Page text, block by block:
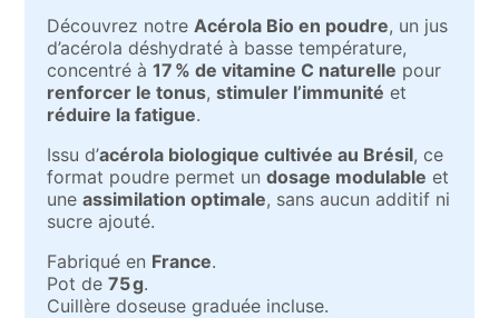
Découvrez notreAcérola Bio en poudre, un jus
d’acérola déshydraté à basse température,
concentré à17 % de vitamine C naturelle pour
renforcer le tonus,stimuler l’immunité et
réduire la fatigue.
Issu d’acérola biologique cultivée au Brésil, ce
format poudre permet undosage modulable et
uneassimilation optimale, sans aucun additif ni
sucre ajouté.
Fabriqué en France.
Pot de75 g.
Cuillère doseuse graduée incluse.